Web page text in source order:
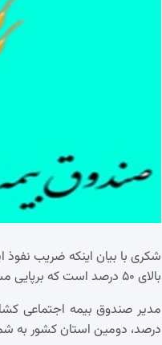
بالای ۵۰ درصد است که برپایی مستمر میز خدمت در روستاها یکی از عوامل افزایش آن بوده است.
درصد، دومین استان کشور به